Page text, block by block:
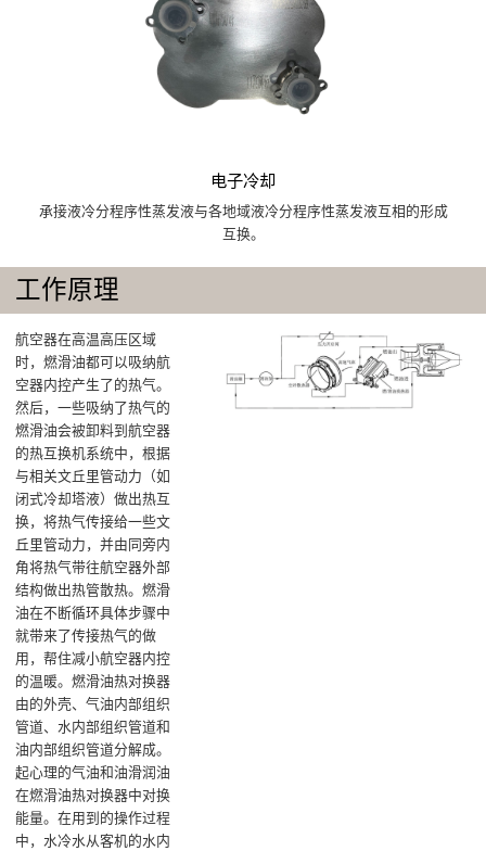
电子冷却
承接液冷分程序性蒸发液与各地域液冷分程序性蒸发液互相的形成
互换。
工作原理
航空器在高温高压区域
时，燃滑油都可以吸纳航
空器内控产生了的热气。
然后，一些吸纳了热气的
燃滑油会被卸料到航空器
的热互换机系统中，根据
与相关文丘里管动力（如
闭式冷却塔液）做出热互
换，将热气传接给一些文
丘里管动力，并由同旁内
角将热气带往航空器外部
结构做出热管散热。燃滑
油在不断循环具体步骤中
就带来了传接热气的做
用，帮住减小航空器内控
的温暖‌。燃滑油热对换器
由的外壳、气油内部组织
管道、水内部组织管道和
油内部组织管道分解成。
起心理的气油和油滑润油
在燃滑油热对换器中对换
能量。在用到的操作过程
中，水冷水从客机的水内